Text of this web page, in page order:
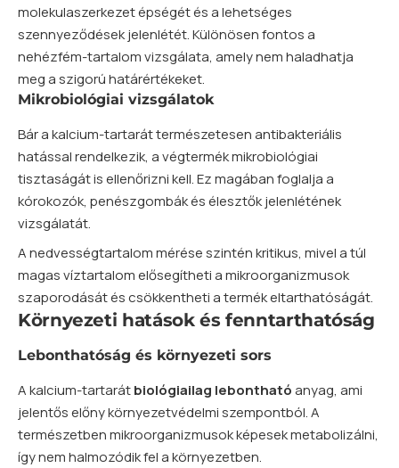
molekulaszerkezet épségét és a lehetséges
szennyeződések jelenlétét. Különösen fontos a
nehézfém-tartalom vizsgálata, amely nem haladhatja
meg a szigorú határértékeket.
Mikrobiológiai vizsgálatok
Bár a kalcium-tartarát természetesen antibakteriális
hatással rendelkezik, a végtermék mikrobiológiai
tisztaságát is ellenőrizni kell. Ez magában foglalja a
kórokozók, penészgombák és élesztők jelenlétének
vizsgálatát.
A nedvességtartalom mérése szintén kritikus, mivel a túl
magas víztartalom elősegítheti a mikroorganizmusok
szaporodását és csökkentheti a termék eltarthatóságát.
Környezeti hatások és fenntarthatóság
Lebonthatóság és környezeti sors
A kalcium-tartarátbiológiailag lebonthatóanyag, ami
jelentős előny környezetvédelmi szempontból. A
természetben mikroorganizmusok képesek metabolizálni,
így nem halmozódik fel a környezetben.